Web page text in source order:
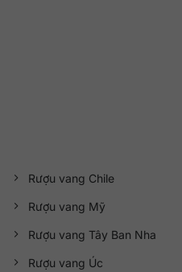
Rượu vang Chile
Rượu vang Mỹ
Rượu vang Tây Ban Nha
Rượu vang Úc